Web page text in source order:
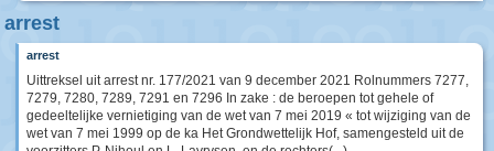
arrest
arrest
Uittreksel uit arrest nr. 177/2021 van 9 december 2021 Rolnummers 7277,
7279, 7280, 7289, 7291 en 7296 In zake : de beroepen tot gehele of
gedeeltelijke vernietiging van de wet van 7 mei 2019 « tot wijziging van de
wet van 7 mei 1999 op de ka Het Grondwettelijk Hof, samengesteld uit de